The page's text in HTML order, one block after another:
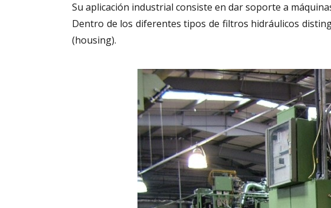
Su aplicación industrial consiste en dar soporte a
Dentro de los diferentes tipos de filtros hidráulicos
(housing).